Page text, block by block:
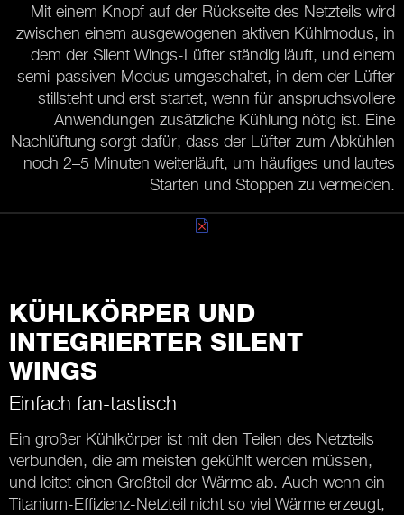
Mit einem Knopf auf der Rückseite des Netzteils wird
zwischen einem ausgewogenen aktiven Kühlmodus, in
dem der Silent Wings-Lüfter ständig läuft, und einem
semi-passiven Modus umgeschaltet, in dem der Lüfter
stillsteht und erst startet, wenn für anspruchsvollere
Anwendungen zusätzliche Kühlung nötig ist. Eine
Nachlüftung sorgt dafür, dass der Lüfter zum Abkühlen
noch 2–5 Minuten weiterläuft, um häufiges und lautes
Starten und Stoppen zu vermeiden.
KÜHLKÖRPER UND
INTEGRIERTER SILENT
WINGS
Einfach fan-tastisch
Ein großer Kühlkörper ist mit den Teilen des Netzteils
verbunden, die am meisten gekühlt werden müssen,
und leitet einen Großteil der Wärme ab. Auch wenn ein
Titanium-Effizienz-Netzteil nicht so viel Wärme erzeugt,